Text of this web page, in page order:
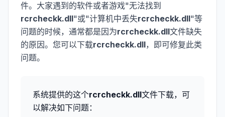
件。大家遇到的软件或者游戏"无法找到
rcrcheckk.dll"或"计算机中丢失rcrcheckk.dll"等
问题的时候，通常都是因为rcrcheckk.dll文件缺失
的原因。您可以下载rcrcheckk.dll，即可修复此类
问题。
系统提供的这个rcrcheckk.dll文件下载，可
以解决如下问题：